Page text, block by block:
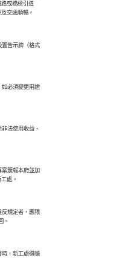
路或橋樑引道
置告示牌（格式
如必須變更用途
法使用收益、
案簽報本府並加
反規定者，應限
時，新工處得隨